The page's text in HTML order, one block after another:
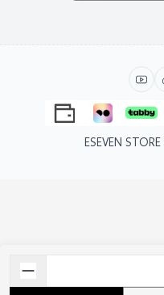
ESEVEN STORE